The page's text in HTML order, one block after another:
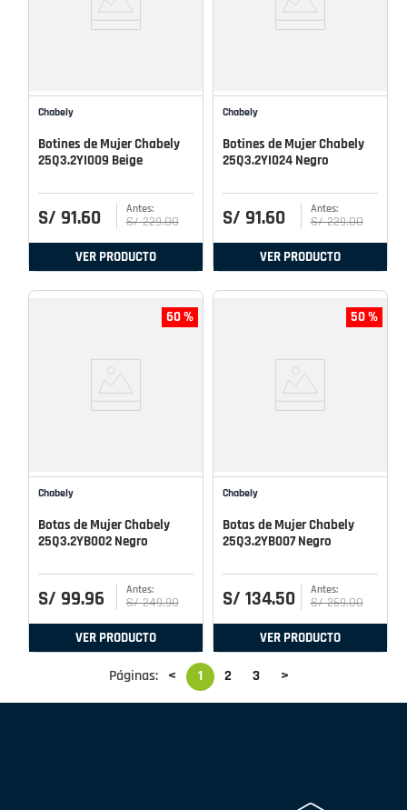
Chabely
Botines de Mujer Chabely
25Q3.2YI009 Beige
S/ 91.60 S/ 229.00
VER PRODUCTO
Chabely
Botines de Mujer Chabely
25Q3.2YI024 Negro
S/ 91.60 S/ 229.00
VER PRODUCTO
60 %
Chabely
Botas de Mujer Chabely
25Q3.2YB002 Negro
S/ 99.96 S/ 249.90
VER PRODUCTO
50 %
Chabely
Botas de Mujer Chabely
25Q3.2YB007 Negro
S/ 134.50 S/ 269.00
VER PRODUCTO
Páginas: < 1 2 3 >